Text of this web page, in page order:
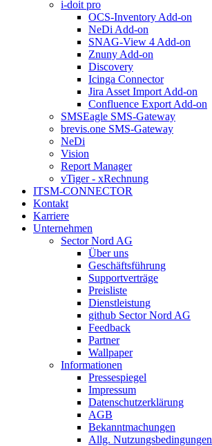
i-doit pro
OCS-Inventory Add-on
NeDi Add-on
SNAG-View 4 Add-on
Znuny Add-on
Discovery
Icinga Connector
Jira Asset Import Add-on
Confluence Export Add-on
SMSEagle SMS-Gateway
brevis.one SMS-Gateway
NeDi
Vision
Report Manager
vTiger - xRechnung
ITSM-CONNECTOR
Kontakt
Karriere
Unternehmen
Sector Nord AG
Über uns
Geschäftsführung
Supportverträge
Preisliste
Dienstleistung
github Sector Nord AG
Feedback
Partner
Wallpaper
Informationen
Pressespiegel
Impressum
Datenschutzerklärung
AGB
Bekanntmachungen
Allg. Nutzungsbedingungen